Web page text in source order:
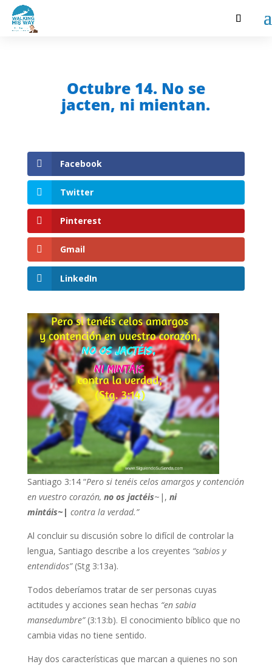
Octubre 14. No se
jacten, ni mientan.
Facebook
Twitter
Pinterest
Gmail
LinkedIn
Santiago 3:14 “Pero si tenéis celos amargos y contención
en vuestro corazón, no os jactéis~|, ni
mintáis~| contra la verdad.”
Al concluir su discusión sobre lo difícil de controlar la
lengua, Santiago describe a los creyentes “sabios y
entendidos”(Stg 3:13a).
Todos deberíamos tratar de ser personas cuyas
actitudes y acciones sean hechas “en sabia
mansedumbre”(3:13:b). El conocimiento bíblico que no
cambia vidas no tiene sentido.
Hay dos características que marcan a quienes no son